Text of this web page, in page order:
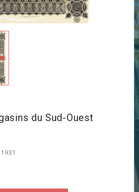
du Sud-Ouest